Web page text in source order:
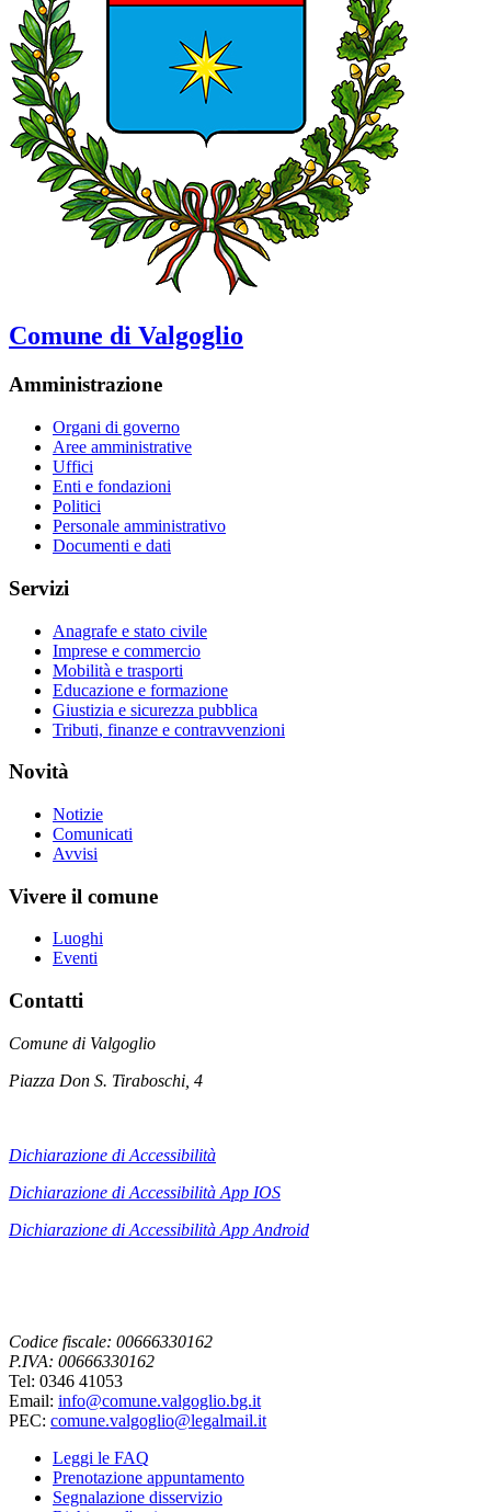
Comune di Valgoglio
Amministrazione
Organi di governo
Aree amministrative
Uffici
Enti e fondazioni
Politici
Personale amministrativo
Documenti e dati
Servizi
Anagrafe e stato civile
Imprese e commercio
Mobilità e trasporti
Educazione e formazione
Giustizia e sicurezza pubblica
Tributi, finanze e contravvenzioni
Novità
Notizie
Comunicati
Avvisi
Vivere il comune
Luoghi
Eventi
Contatti
Comune di Valgoglio
Piazza Don S. Tiraboschi, 4
Dichiarazione di Accessibilità
Dichiarazione di Accessibilità App IOS
Dichiarazione di Accessibilità App Android
Codice fiscale: 00666330162
P.IVA: 00666330162
Tel: 0346 41053
Email: info@comune.valgoglio.bg.it
PEC: comune.valgoglio@legalmail.it
Leggi le FAQ
Prenotazione appuntamento
Segnalazione disservizio